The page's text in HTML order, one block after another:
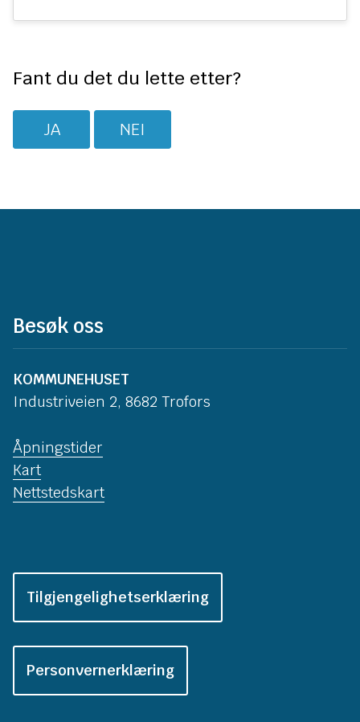
Fant du det du lette etter?
JA NEI
Besøk oss
KOMMUNEHUSET
Industriveien 2, 8682 Trofors
Åpningstider
Kart
Nettstedskart
Tilgjengelighetserklæring
Personvernerklæring